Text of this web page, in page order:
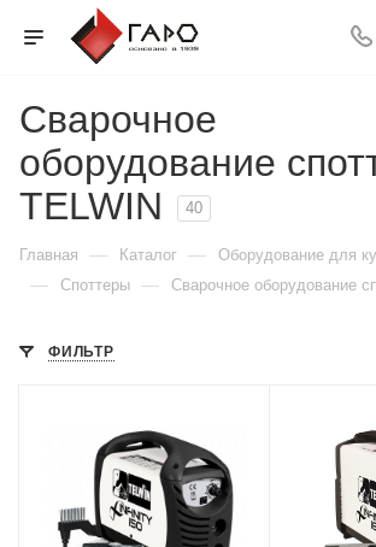
Сварочное
оборудование
TELWIN
40
Главная — Каталог — Оборудование для
— Споттеры — Сварочное оборудование
ФИЛЬТР